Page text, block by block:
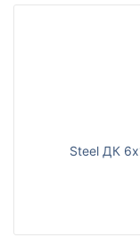
Steel ДК